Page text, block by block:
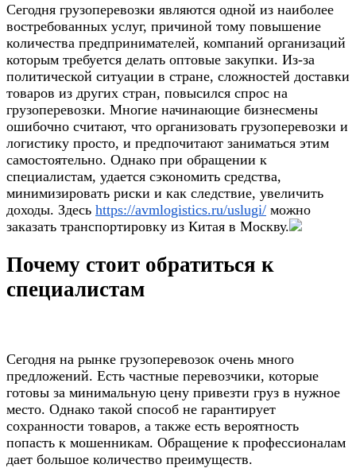
Сегодня грузоперевозки являются одной из наиболее
востребованных услуг, причиной тому повышение
количества предпринимателей, компаний организаций
которым требуется делать оптовые закупки. Из-за
политической ситуации в стране, сложностей доставки
товаров из других стран, повысился спрос на
грузоперевозки. Многие начинающие бизнесмены
ошибочно считают, что организовать грузоперевозки и
логистику просто, и предпочитают заниматься этим
самостоятельно. Однако при обращении к
специалистам, удается сэкономить средства,
минимизировать риски и как следствие, увеличить
доходы. Здесь https://avmlogistics.ru/uslugi/ можно
заказать транспортировку из Китая в Москву.
Почему стоит обратиться к
специалистам
Сегодня на рынке грузоперевозок очень много
предложений. Есть частные перевозчики, которые
готовы за минимальную цену привезти груз в нужное
место. Однако такой способ не гарантирует
сохранности товаров, а также есть вероятность
попасть к мошенникам. Обращение к профессионалам
дает большое количество преимуществ.